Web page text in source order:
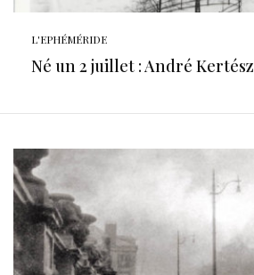
L'EPHÉMÉRIDE
Né un 2 juillet : André Kertész